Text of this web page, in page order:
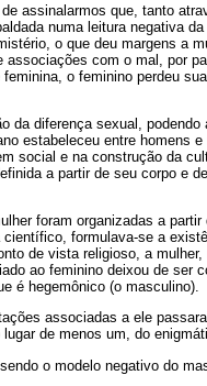
assinalarmos que, tanto
numa leitura negativa
o que deu margens a
com o mal, por
o feminino perdeu
da diferença sexual, podendo
estabeleceu entre homens
social e na construção da
a partir de seu corpo e
foram organizadas a
formulava-se a
de vista religioso, a
ao feminino deixou de ser
é hegemônico (o masculino).
associadas a ele
de menos um, do
o modelo negativo do